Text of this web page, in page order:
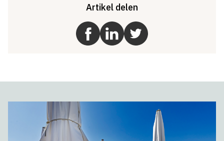
Artikel delen